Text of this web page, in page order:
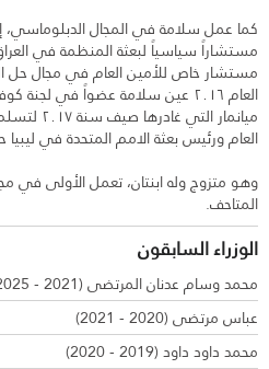
كما عمل سلامة في المجال الدبلوماسي،
العام ٢٠١٦ عين سلامة عضواً في
ميانمار
العام ورئيس بعثة الامم المتحدة في ليبيا حتى
وهو متزوج وله ابنتان، تعمل الأولى في
المتاحف.
الوزراء السابقون
محمد وسام عدنان المرتضى (2021 - 2025)
عباس مرتضى (2020 - 2021)
محمد داود داود (2019 - 2020)